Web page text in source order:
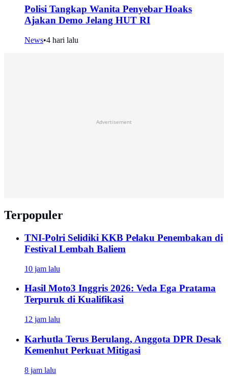
Polisi Tangkap Wanita Penyebar Hoaks
Ajakan Demo Jelang HUT RI
News•4 hari lalu
Advertisement
Terpopuler
TNI-Polri Selidiki KKB Pelaku Penembakan di
Festival Lembah Baliem
10 jam lalu
Hasil Moto3 Inggris 2026: Veda Ega Pratama
Terpuruk di Kualifikasi
12 jam lalu
Karhutla Terus Berulang, Anggota DPR Desak
Kemenhut Perkuat Mitigasi
8 jam lalu